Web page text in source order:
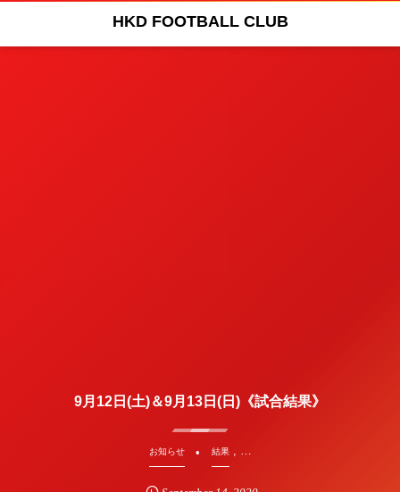
HKD FOOTBALL CLUB
9月12日(土)＆9月13日(日)《試合結果》
お知らせ 結果, …